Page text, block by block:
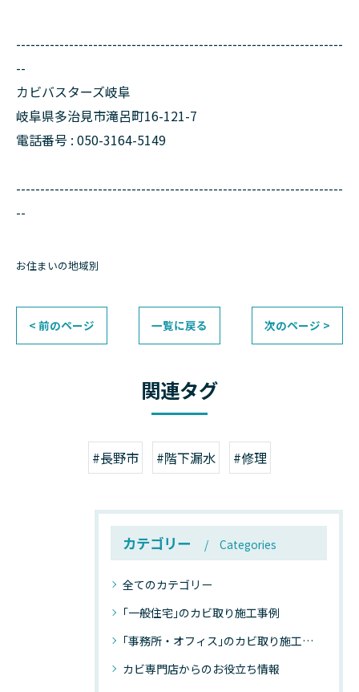
--------------------------------------------------------------------
--
カビバスターズ岐阜
岐阜県多治見市滝呂町16-121-7
電話番号 : 050-3164-5149
--------------------------------------------------------------------
--
お住まいの地域別
< 前のページ 一覧に戻る 次のページ >
関連タグ
#長野市 #階下漏水 #修理
カテゴリー Categories
全てのカテゴリー
｢一般住宅｣のカビ取り施工事例
｢事務所・オフィス｣のカビ取り施工事例
カビ専門店からのお役立ち情報